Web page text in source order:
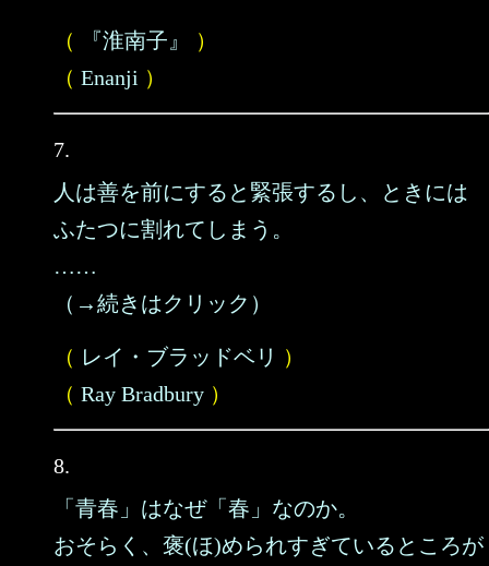
（ 『淮南子』
）
（ Enanji ）
7.
人は善を前にすると緊張するし、ときには
ふたつに割れてしまう。
……
（→続きはクリック）
（ レイ・ブラッドベリ ）
（ Ray Bradbury ）
8.
「青春」はなぜ「春」なのか。
おそらく、褒(ほ)められすぎているところが